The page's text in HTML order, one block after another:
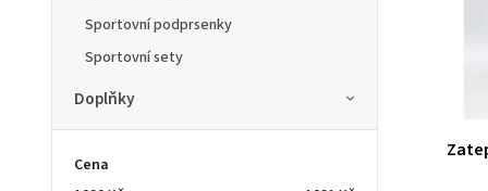
Sportovní podprsenky
Sportovní sety
Doplňky
Cena